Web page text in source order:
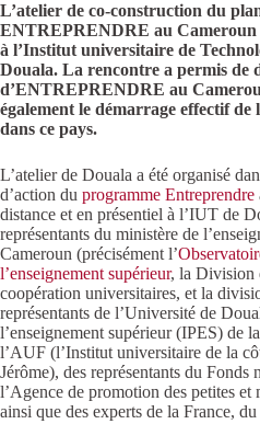
L’atelier de co-construction du
ENTREPRENDRE au Cameroun
à l’Institut universitaire de
Douala. La rencontre a permis de
d’ENTREPRENDRE au
également le démarrage effectif
dans ce pays.
L’atelier de Douala a été organisé
d’action du programme Entreprendre
distance et en présentiel à l’IUT de
représentants du ministère de
Cameroun (précisément l’
l’enseignement supérieur, la Division
coopération universitaires, et la
représentants de l’Université de
l’enseignement supérieur (IPES) de
l’AUF (l’Institut universitaire de la
Jérôme), des représentants du Fonds
l’Agence de promotion des petites et
ainsi que des experts de la France,